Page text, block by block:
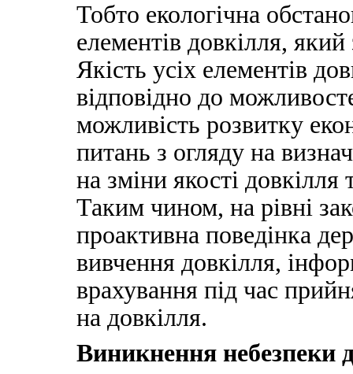
Тобто екологічна
елементів довкілля,
Якість усіх елементів
відповідно до
можливість розвитку
питань з огляду на
на зміни якості
Таким чином, на рівні
проактивна поведінка
вивчення довкілля,
врахування під час
на довкілля.
Виникнення небезпеки